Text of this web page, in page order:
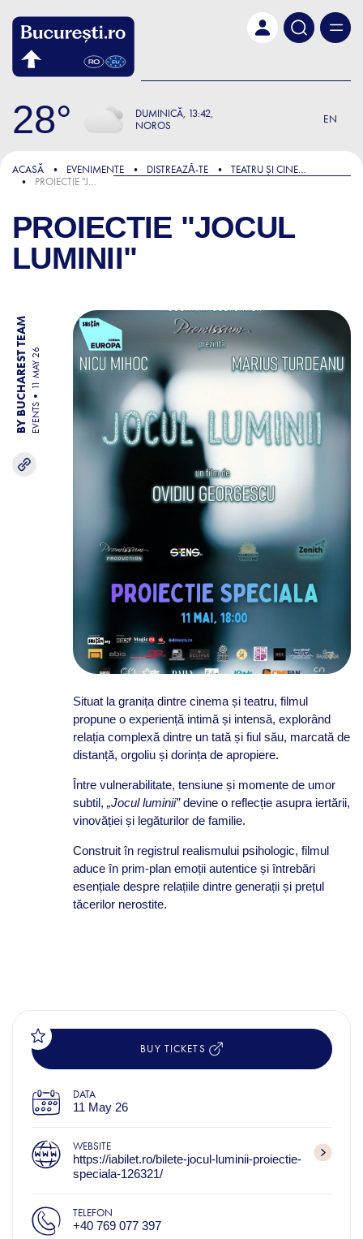
28 DUMINICĂ 13:42
NOROS
EN
ACASĂ EVENIMENTE DISTREAZǍ-TE
TEATRU ȘI CINEMA
PROIECTIE "JOCUL LUMINII"
PROIECTIE "JOCUL
LUMINII"
BY BUCHAREST TEAM EVENTS
11 MAY 26
Situat la granița dintre cinema și teatru, filmul
propune o experiență intimă și intensă, explorând
relația complexă dintre un tată și fiul său, marcată de
distanță, orgoliu și dorința de apropiere.
Între vulnerabilitate, tensiune și momente de umor
subtil, „Jocul luminii”devine o reflecție asupra iertării,
vinovăției și legăturilor de familie.
Construit în registrul realismului psihologic, filmul
aduce în prim-plan emoții autentice și întrebări
esențiale despre relațiile dintre generații și prețul
tăcerilor nerostite.
BUY TICKETS
DATA
11 May 26
WEBSITE
https://iabilet.ro/bilete-jocul-luminii-proiectie-
speciala-126321/
TELEFON
+40 769 077 397